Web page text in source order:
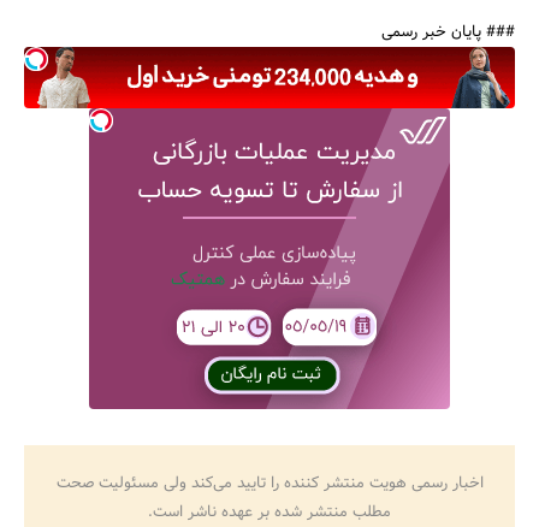
### پایان خبر رسمی
اخبار رسمی هویت منتشر کننده را تایید می‌کند ولی مسئولیت صحت
مطلب منتشر شده بر عهده ناشر است.